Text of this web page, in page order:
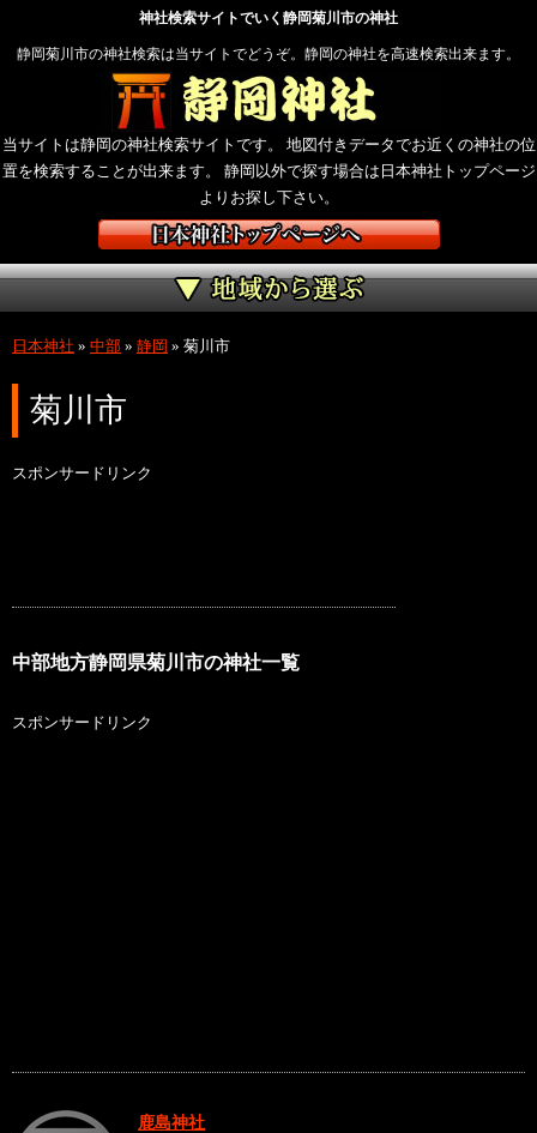
神社検索サイトでいく静岡菊川市の神社
静岡菊川市の神社検索は当サイトでどうぞ。静岡の神社を高速検索出来ます。
当サイトは静岡の神社検索サイトです。 地図付きデータでお近くの神社の位
置を検索することが出来ます。 静岡以外で探す場合は日本神社トップページ
よりお探し下さい。
日本神社 » 中部 » 静岡 » 菊川市
菊川市
スポンサードリンク
中部地方静岡県菊川市の神社一覧
スポンサードリンク
鹿島神社